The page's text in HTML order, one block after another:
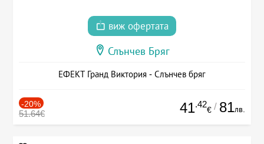
виж офертата
Слънчев Бряг
ЕФЕКТ Гранд Виктория - Слънчев бряг
-20%
51.64€ 41.42
€ / 81лв.